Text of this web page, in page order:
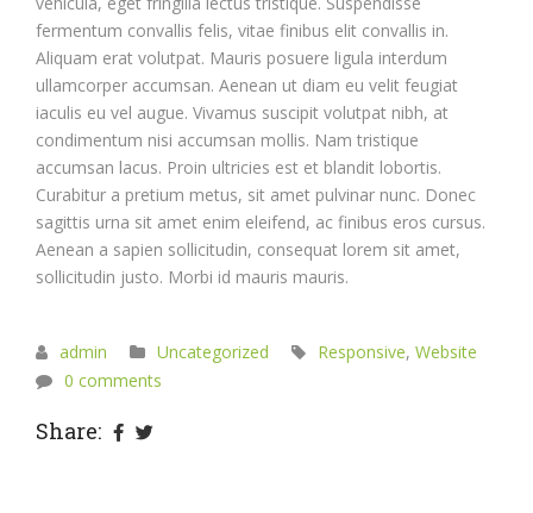
fermentum convallis felis, vitae finibus elit convallis in.
Aliquam erat volutpat. Mauris posuere ligula interdum
ullamcorper accumsan. Aenean ut diam eu velit feugiat
iaculis eu vel augue. Vivamus suscipit volutpat nibh, at
condimentum nisi accumsan mollis. Nam tristique
accumsan lacus. Proin ultricies est et blandit lobortis.
Curabitur a pretium metus, sit amet pulvinar nunc. Donec
sagittis urna sit amet enim eleifend, ac finibus eros cursus.
Aenean a sapien sollicitudin, consequat lorem sit amet,
sollicitudin justo. Morbi id mauris mauris.
admin Uncategorized Responsive, Website
0 comments
Share: